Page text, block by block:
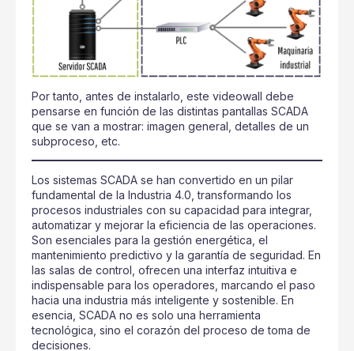
Por tanto, antes de instalarlo, este videowall debe
pensarse en función de las distintas pantallas SCADA
que se van a mostrar: imagen general, detalles de un
subproceso, etc.
Los sistemas SCADA se han convertido en un pilar
fundamental de la Industria 4.0, transformando los
procesos industriales con su capacidad para integrar,
automatizar y mejorar la eficiencia de las operaciones.
Son esenciales para la gestión energética, el
mantenimiento predictivo y la garantía de seguridad. En
las salas de control, ofrecen una interfaz intuitiva e
indispensable para los operadores, marcando el paso
hacia una industria más inteligente y sostenible. En
esencia, SCADA no es solo una herramienta
tecnológica, sino el corazón del proceso de toma de
decisiones.